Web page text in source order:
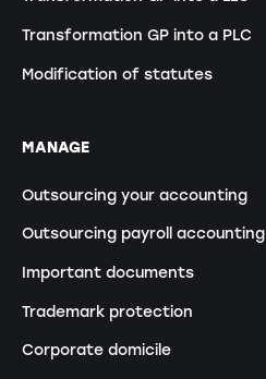
Transformation GP into a PLC
Modification of statutes
MANAGE
Outsourcing your accounting
Outsourcing payroll accounting
Important documents
Trademark protection
Corporate domicile